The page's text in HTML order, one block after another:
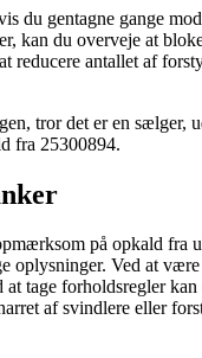
du gentagne gange
kan du overveje at
reducere antallet af
tror det er en sælger,
fra 25300894.
på opkald fra
oplysninger. Ved at
tage forholdsregler
af svindlere eller